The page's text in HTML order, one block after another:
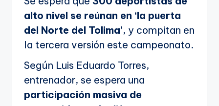
alto nivel se reúnan en ‘la puerta
del Norte del Tolima’, y compitan en
la tercera versión este campeonato.
Según Luis Eduardo Torres,
entrenador, se espera una
participación masiva de